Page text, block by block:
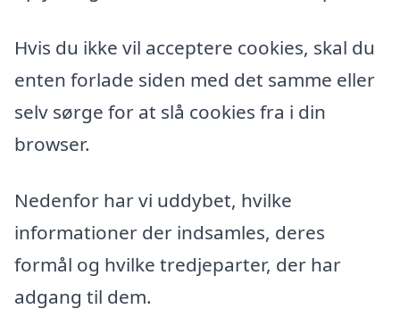
Hvis du ikke vil acceptere cookies, skal du
enten forlade siden med det samme eller
selv sørge for at slå cookies fra i din
browser.
Nedenfor har vi uddybet, hvilke
informationer der indsamles, deres
formål og hvilke tredjeparter, der har
adgang til dem.